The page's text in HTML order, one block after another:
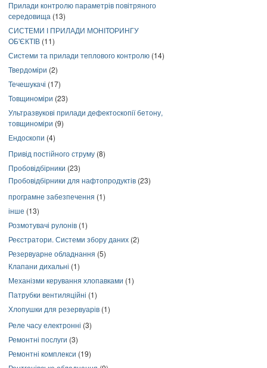
Прилади контролю параметрів повітряного
середовища (13)
СИСТЕМИ І ПРИЛАДИ МОНІТОРИНГУ
ОБ'ЄКТІВ (11)
Системи та прилади теплового контролю (14)
Твердоміри (2)
Течешукачі (17)
Товщиноміри (23)
Ультразвукові прилади дефектоскопії бетону,
товщиноміри (9)
Ендоскопи (4)
Привід постійного струму (8)
Пробовідбірники (23)
Пробовідбірники для нафтопродуктів (23)
програмне забезпечення (1)
інше (13)
Розмотувачі рулонів (1)
Реєстратори. Системи збору даних (2)
Резервуарне обладнання (5)
Клапани дихальні (1)
Механізми керування хлопавками (1)
Патрубки вентиляційні (1)
Хлопушки для резервуарів (1)
Реле часу електронні (3)
Ремонтні послуги (3)
Ремонтні комплекси (19)